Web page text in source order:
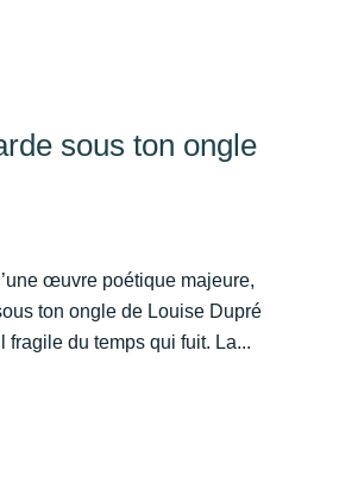
sous ton ongle
œuvre poétique majeure,
ton ongle de Louise Dupré
fragile du temps qui fuit. La...